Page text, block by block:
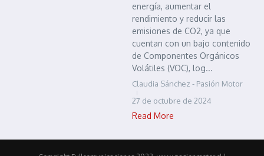
energía, aumentar el
rendimiento y reducir las
emisiones de CO2, ya que
cuentan con un bajo contenido
de Componentes Orgánicos
Volátiles (VOC), log...
Claudia Sánchez - Pasión Motor
27 de octubre de 2024
Read More